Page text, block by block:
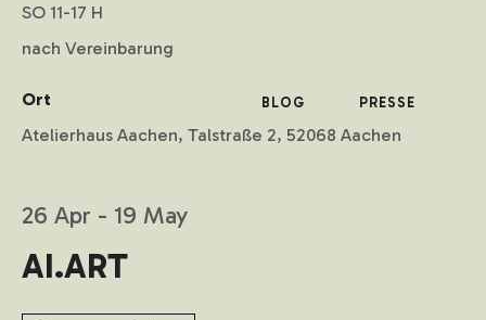
BLOG PRESSE
SO 11-17 H
nach Vereinbarung
Ort
Atelierhaus Aachen, Talstraße 2, 52068 Aachen
26 Apr - 19 May
AI.ART